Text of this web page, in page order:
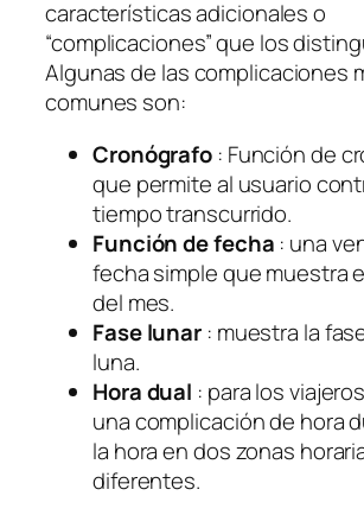
características adicionales o
“complicaciones” que los
Algunas de las complicaciones
comunes son:
Cronógrafo : Función de
que permite al usuario
tiempo transcurrido.
Función de fecha : una
fecha simple que muestra
del mes.
Fase lunar : muestra la
luna.
Hora dual : para los
una complicación de hora
la hora en dos zonas
diferentes.